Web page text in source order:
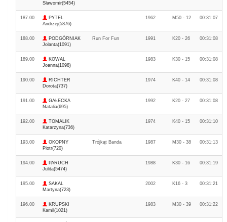
Sławomir(5454)
187.00
PYTEL
Andrzej(5376)
1962 M50 - 12 00:31:07
188.00
PODGÓRNIAK
Jolanta(1091)
Run For Fun 1991 K20 - 26 00:31:08
189.00
KOWAL
Joanna(1098)
1983 K30 - 15 00:31:08
190.00
RICHTER
Dorota(737)
1974 K40 - 14 00:31:08
191.00
GAŁECKA
Natalia(695)
1992 K20 - 27 00:31:08
192.00
TOMALIK
Katarzyna(736)
1974 K40 - 15 00:31:10
193.00
OKOPNY
Piotr(720)
Trójkąt Banda 1987 M30 - 38 00:31:13
194.00
PARUCH
Julita(5474)
1988 K30 - 16 00:31:19
195.00
SAKAL
Martyna(723)
2002 K16 - 3 00:31:21
196.00
KRUPSKI
Kamil(1021)
1983 M30 - 39 00:31:22